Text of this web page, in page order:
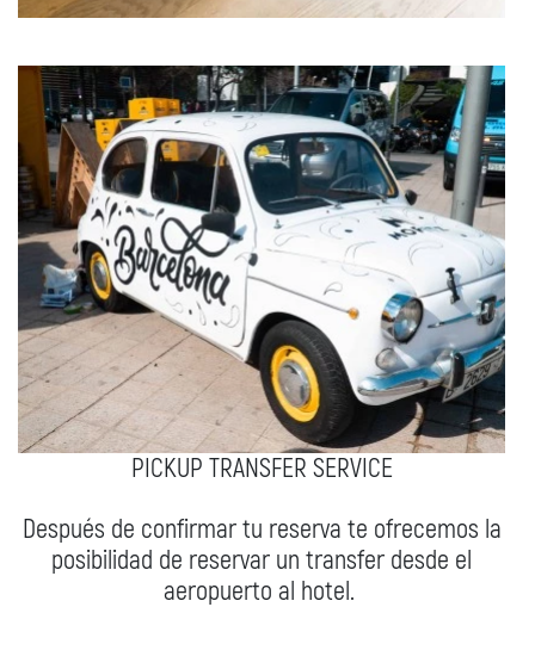
PICKUP TRANSFER SERVICE
Después de confirmar tu reserva te ofrecemos la
posibilidad de reservar un transfer desde el
aeropuerto al hotel.